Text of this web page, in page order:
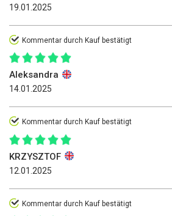
19.01.2025
Kommentar durch Kauf bestätigt
Aleksandra
14.01.2025
Kommentar durch Kauf bestätigt
KRZYSZTOF
12.01.2025
Kommentar durch Kauf bestätigt